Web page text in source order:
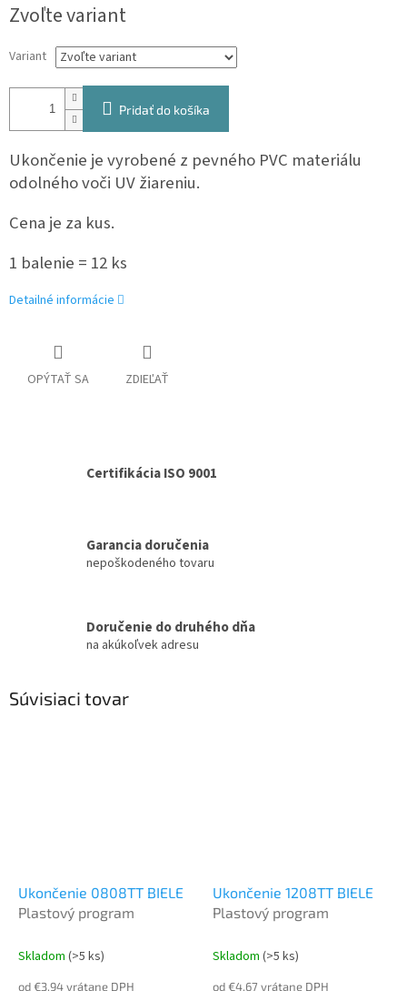
cena:
Zvoľte variant
Variant
Pridať do košíka
Ukončenie je vyrobené z pevného PVC materiálu
odolného voči UV žiareniu.
Cena je za kus.
1 balenie = 12 ks
Detailné informácie
OPÝTAŤ SA ZDIEĽAŤ
Certifikácia ISO 9001
Garancia doručenia
nepoškodeného tovaru
Doručenie do druhého dňa
na akúkoľvek adresu
Súvisiaci tovar
Ukončenie 0808TT BIELE
Plastový program
Skladom (>5 ks)
od €3,94 vrátane DPH
Ukončenie 1208TT BIELE
Plastový program
Skladom (>5 ks)
od €4,67 vrátane DPH